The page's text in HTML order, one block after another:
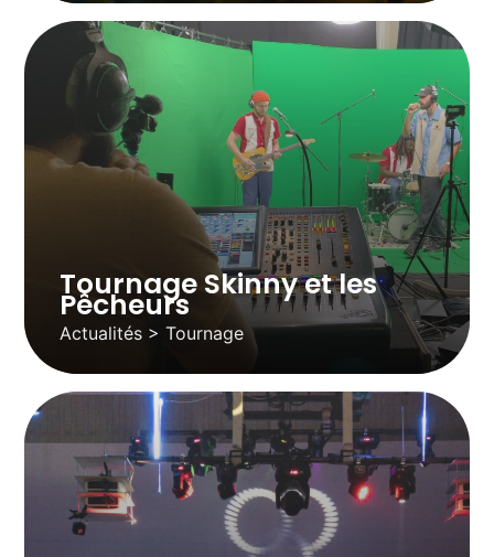
Tournage Skinny et les
Pêcheurs
Actualités > Tournage